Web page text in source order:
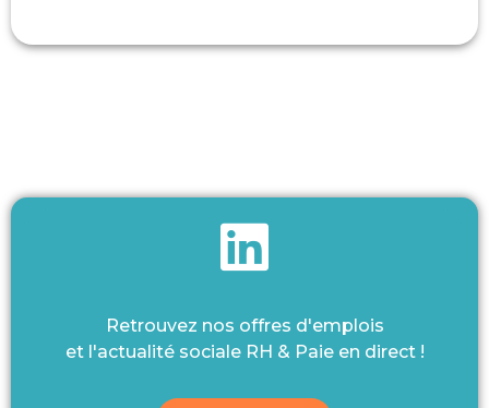
Retrouvez nos offres d'emplois
et l'actualité sociale RH & Paie en direct !